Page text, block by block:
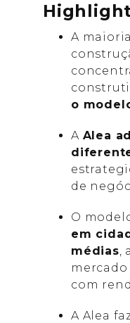
A
o
A Alea
de
O
em
médias,
mercado
com
A Alea